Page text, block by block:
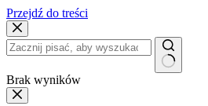
Przejdź do treści
Brak wyników